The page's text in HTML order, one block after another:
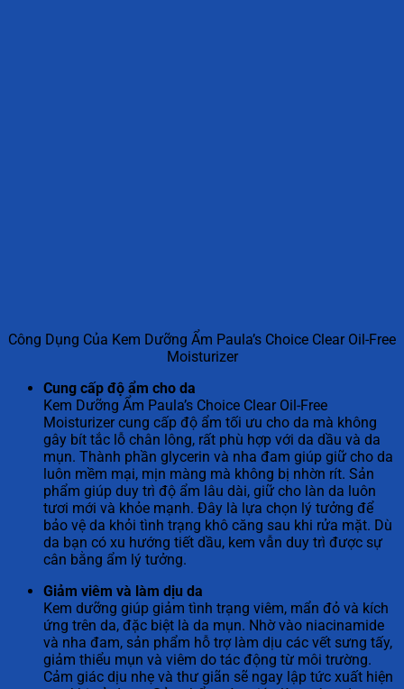
Công Dụng Của Kem Dưỡng Ẩm Paula’s Choice Clear Oil-Free
Moisturizer
Cung cấp độ ẩm cho da
Kem Dưỡng Ẩm Paula’s Choice Clear Oil-Free
Moisturizer cung cấp độ ẩm tối ưu cho da mà không
gây bít tắc lỗ chân lông, rất phù hợp với da dầu và da
mụn. Thành phần glycerin và nha đam giúp giữ cho da
luôn mềm mại, mịn màng mà không bị nhờn rít. Sản
phẩm giúp duy trì độ ẩm lâu dài, giữ cho làn da luôn
tươi mới và khỏe mạnh. Đây là lựa chọn lý tưởng để
bảo vệ da khỏi tình trạng khô căng sau khi rửa mặt. Dù
da bạn có xu hướng tiết dầu, kem vẫn duy trì được sự
cân bằng ẩm lý tưởng.
Giảm viêm và làm dịu da
Kem dưỡng giúp giảm tình trạng viêm, mẩn đỏ và kích
ứng trên da, đặc biệt là da mụn. Nhờ vào niacinamide
và nha đam, sản phẩm hỗ trợ làm dịu các vết sưng tấy,
giảm thiểu mụn và viêm do tác động từ môi trường.
Cảm giác dịu nhẹ và thư giãn sẽ ngay lập tức xuất hiện